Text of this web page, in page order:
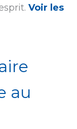
Voir les
au